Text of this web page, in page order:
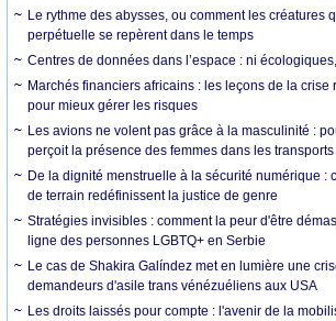
Le rythme des abysses, ou comment les créatures
perpétuelle se repèrent dans le temps
Centres de données dans l’espace : ni
Marchés financiers africains : les leçons de la crise
pour mieux gérer les risques
Les avions ne volent pas grâce à la masculinité :
perçoit la présence des femmes dans les
De la dignité menstruelle à la sécurité numérique :
de terrain redéfinissent la justice de genre
Stratégies invisibles : comment la peur d'être
ligne des personnes LGBTQ+ en Serbie
Le cas de Shakira Galíndez met en lumière une
demandeurs d'asile trans vénézuéliens aux USA
Les droits laissés pour compte : l'avenir de la